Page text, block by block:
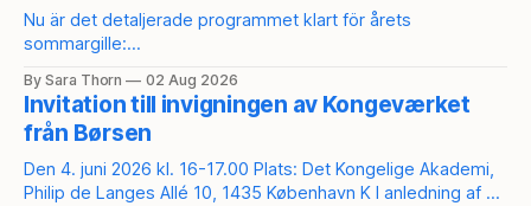
Nu är det detaljerade programmet klart för årets
sommargille:
AzddVTpUyc1EUR4ZtwWb_yrO3uHQJFHgPvl6U/edit?
usp=sharing Anmäl dig här:
https://secure.tickster.com/sv/3vpuuwpn6m408y3/product
s För att bli medlem i Stolpverk Norden:
https://stolpverk.org/medlemskap/
By Sara Thorn 02 Aug 2026
Invitation till invigningen av Kongeværket
från Børsen
Den 4. juni 2026 kl. 16-17.00 Plats: Det Kongelige Akademi,
Philip de Langes Allé 10, 1435 København K I anledning af at